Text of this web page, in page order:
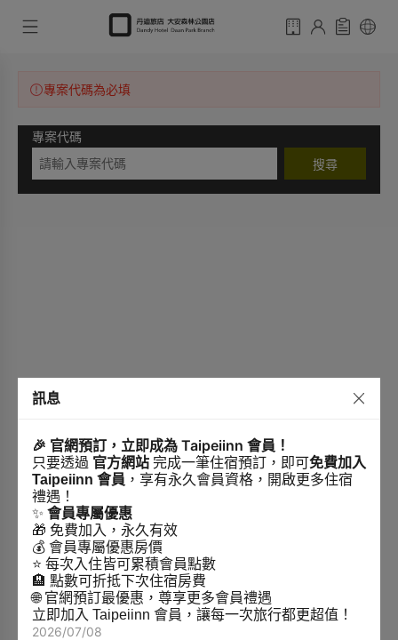
專案代碼為必填
專案代碼
搜尋
訊息
🎉 官網預訂，立即成為 Taipeiinn 會員！
只要透過 官方網站 完成一筆住宿預訂，即可免費加入
Taipeiinn 會員 ，享有永久會員資格，開啟更多住宿
禮遇！
✨ 會員專屬優惠
🎁 免費加入，永久有效
💰 會員專屬優惠房價
⭐ 每次入住皆可累積會員點數
🏨 點數可折抵下次住宿房費
🌐 官網預訂最優惠，尊享更多會員禮遇
立即加入 Taipeiinn 會員，讓每一次旅行都更超值！
2026/07/08